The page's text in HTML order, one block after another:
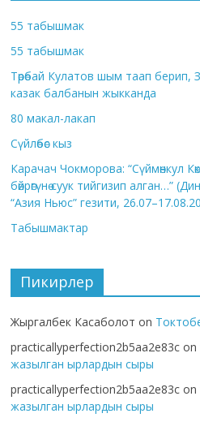
55 табышмак
55 табышмак
Төрөбай Кулатов шым таап берип,
казак балбанын жыкканда
80 макал-лакап
Сүйлөбөс кыз
Карачач Чокморова: “Сүймөнкул
бөйрөгүнө суук тийгизип
“Азия Ньюс” гезити,
Табышмактар
Пикирлер
Жыргалбек Касаболот on
practicallyperfection2b5aa2e83c on
жазылган ырлардын сыры
practicallyperfection2b5aa2e83c on
жазылган ырлардын сыры